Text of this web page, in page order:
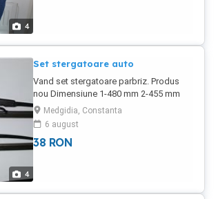
4
4
Set stergatoare auto
Vand set stergatoare parbriz. Produs
nou Dimensiune 1-480 mm 2-455 mm
Medgidia, Constanta
6 august
38 RON